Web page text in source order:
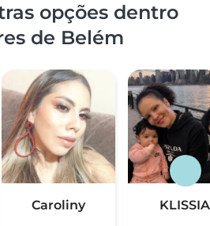
opções dentro
de Belém
Caroliny KLISSIA